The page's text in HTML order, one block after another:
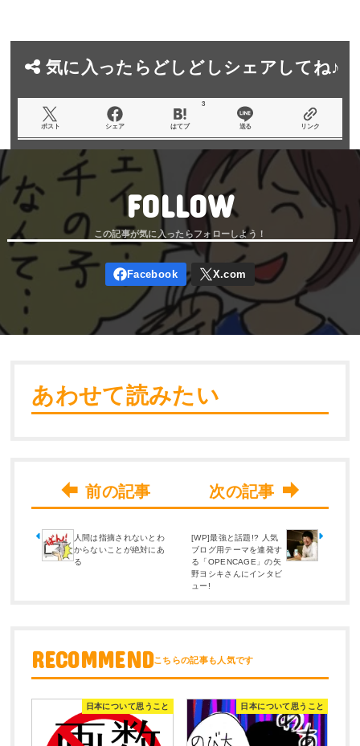
気に入ったらどしどしシェアしてね♪
ポスト シェア はてブ
3
送る リンク
FOLLOW
あわせて読みたい
人間は指摘されないとわ
からないことが絶対にあ
る
[WP]最強と話題!? 人気
ブログ用テーマを連発す
る「OPENCAGE」の矢
野ヨシキさんにインタビ
ュー!
RECOMMEND
日本について思うこと 日本について思うこと